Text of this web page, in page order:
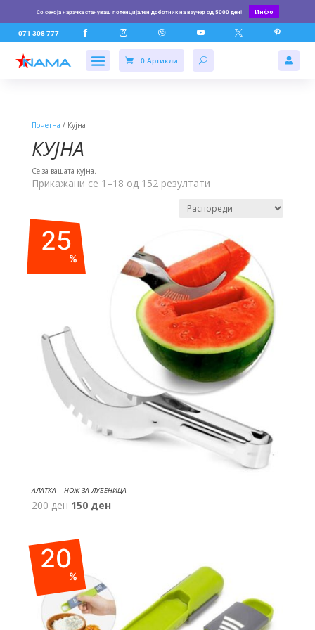
Со секоја нарачка стануваш потенцијален доботник на ваучер од 5000 ден! Инфо
071 308 777      
0 Артикли 
Почетна / Кујна
КУЈНА
Се за вашата кујна.
Прикажани се 1–18 од 152 резултати
25
%
АЛАТКА – НОЖ ЗА ЛУБЕНИЦА
200ден Original
was:
200 ден.
150 денCurrent
20
%